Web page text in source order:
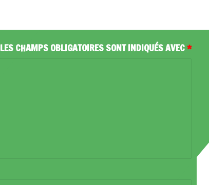
LES CHAMPS OBLIGATOIRES SONT INDIQUÉS AVEC*